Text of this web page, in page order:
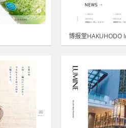
博报堂HAKUHODO